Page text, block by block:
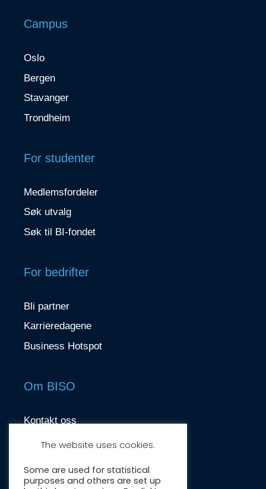
Campus
Oslo
Bergen
Stavanger
Trondheim
For studenter
Medlemsfordeler
Søk utvalg
Søk til BI-fondet
For bedrifter
Bli partner
Karrieredagene
Business Hotspot
Om BISO
Kontakt oss
contact@biso.no
The website uses cookies.
Some are used for statistical
purposes and others are set up